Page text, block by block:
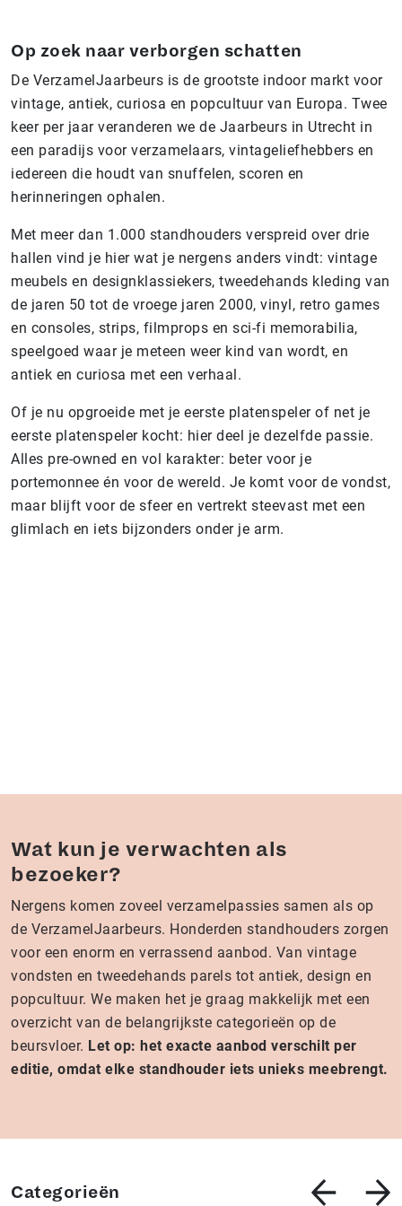
Op zoek naar verborgen schatten
De VerzamelJaarbeurs is de grootste indoor markt voor
vintage, antiek, curiosa en popcultuur van Europa. Twee
keer per jaar veranderen we de Jaarbeurs in Utrecht in
een paradijs voor verzamelaars, vintageliefhebbers en
iedereen die houdt van snuffelen, scoren en
herinneringen ophalen.
Met meer dan 1.000 standhouders verspreid over drie
hallen vind je hier wat je nergens anders vindt: vintage
meubels en designklassiekers, tweedehands kleding van
de jaren 50 tot de vroege jaren 2000, vinyl, retro games
en consoles, strips, filmprops en sci-fi memorabilia,
speelgoed waar je meteen weer kind van wordt, en
antiek en curiosa met een verhaal.
Of je nu opgroeide met je eerste platenspeler of net je
eerste platenspeler kocht: hier deel je dezelfde passie.
Alles pre-owned en vol karakter: beter voor je
portemonnee én voor de wereld. Je komt voor de vondst,
maar blijft voor de sfeer en vertrekt steevast met een
glimlach en iets bijzonders onder je arm.
Wat kun je verwachten als
bezoeker?
Nergens komen zoveel verzamelpassies samen als op
de VerzamelJaarbeurs. Honderden standhouders zorgen
voor een enorm en verrassend aanbod. Van vintage
vondsten en tweedehands parels tot antiek, design en
popcultuur. We maken het je graag makkelijk met een
overzicht van de belangrijkste categorieën op de
beursvloer. Let op: het exacte aanbod verschilt per
editie, omdat elke standhouder iets unieks meebrengt.
Categorieën